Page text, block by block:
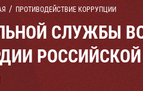
ПРОТИВОДЕЙСТВИЕ КОРРУПЦИИ
СЛУЖБЫ